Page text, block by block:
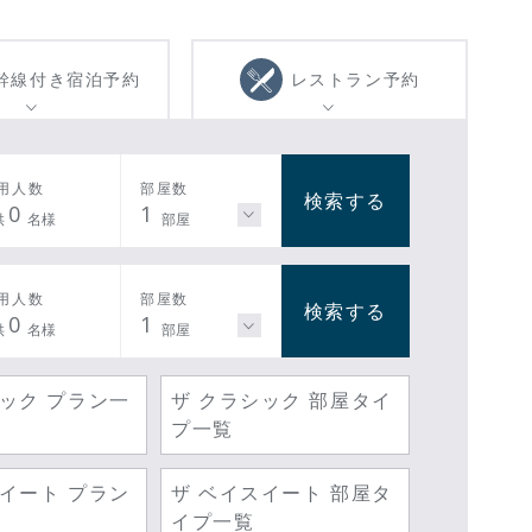
線付き宿泊予約 レストラン予約
人数
0 名様
部屋数
1 部屋
検索する
人数
0 名様
部屋数
1 部屋
検索する
ク プラン一
ザ クラシック 部屋タイ
プ一覧
ート プラン
ザ ベイスイート 部屋タ
イプ一覧